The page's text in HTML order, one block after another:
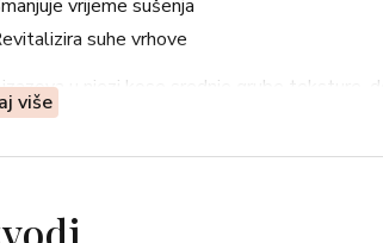
vrijeme sušenja
suhe vrhove
u njezi kose srednje grube teksture,
na vaše potrebe.
često izložena vanjskim utjecajima koji je
više